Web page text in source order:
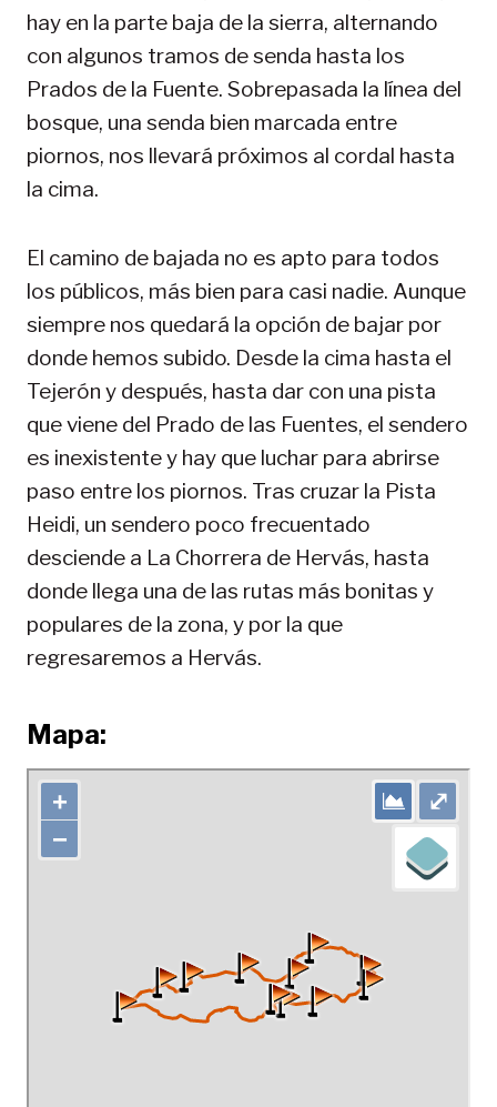
hay en la parte baja de la sierra, alternando
con algunos tramos de senda hasta los
Prados de la Fuente. Sobrepasada la línea del
bosque, una senda bien marcada entre
piornos, nos llevará próximos al cordal hasta
la cima.
El camino de bajada no es apto para todos
los públicos, más bien para casi nadie. Aunque
siempre nos quedará la opción de bajar por
donde hemos subido. Desde la cima hasta el
Tejerón y después, hasta dar con una pista
que viene del Prado de las Fuentes, el sendero
es inexistente y hay que luchar para abrirse
paso entre los piornos. Tras cruzar la Pista
Heidi, un sendero poco frecuentado
desciende a La Chorrera de Hervás, hasta
donde llega una de las rutas más bonitas y
populares de la zona, y por la que
regresaremos a Hervás.
Mapa: